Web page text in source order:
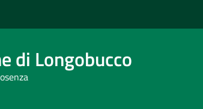
di Longobucco